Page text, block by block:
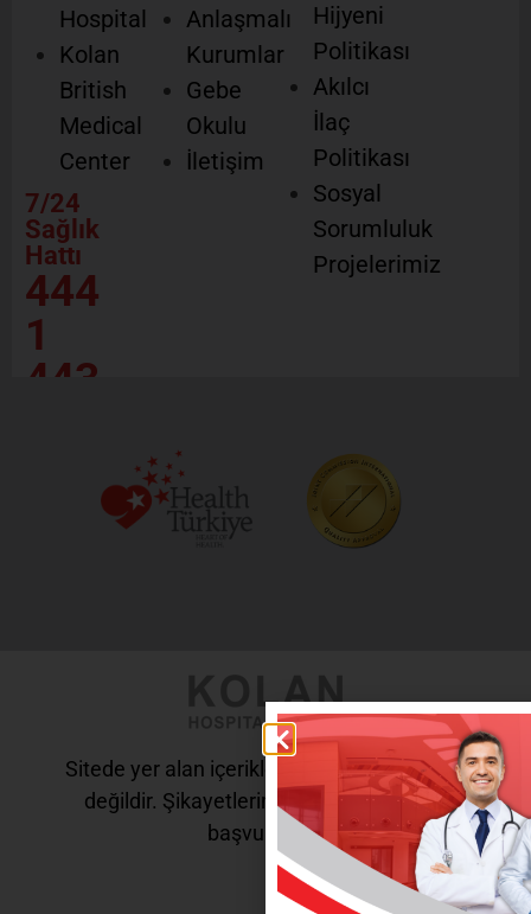
Hospital
Kolan
British
Medical
Center
7/24
Sağlık
Hattı
444
1
443
Anlaşmalı
Kurumlar
Gebe
Okulu
İletişim
Hijyeni
Politikası
Akılcı
İlaç
Politikası
Sosyal
Sorumluluk
Projelerimiz
Sitede yer alan içerikler tanı ve tedavi amaçlı
değildir. Şikayetleriniz için doktorunuza
başvurunuz.